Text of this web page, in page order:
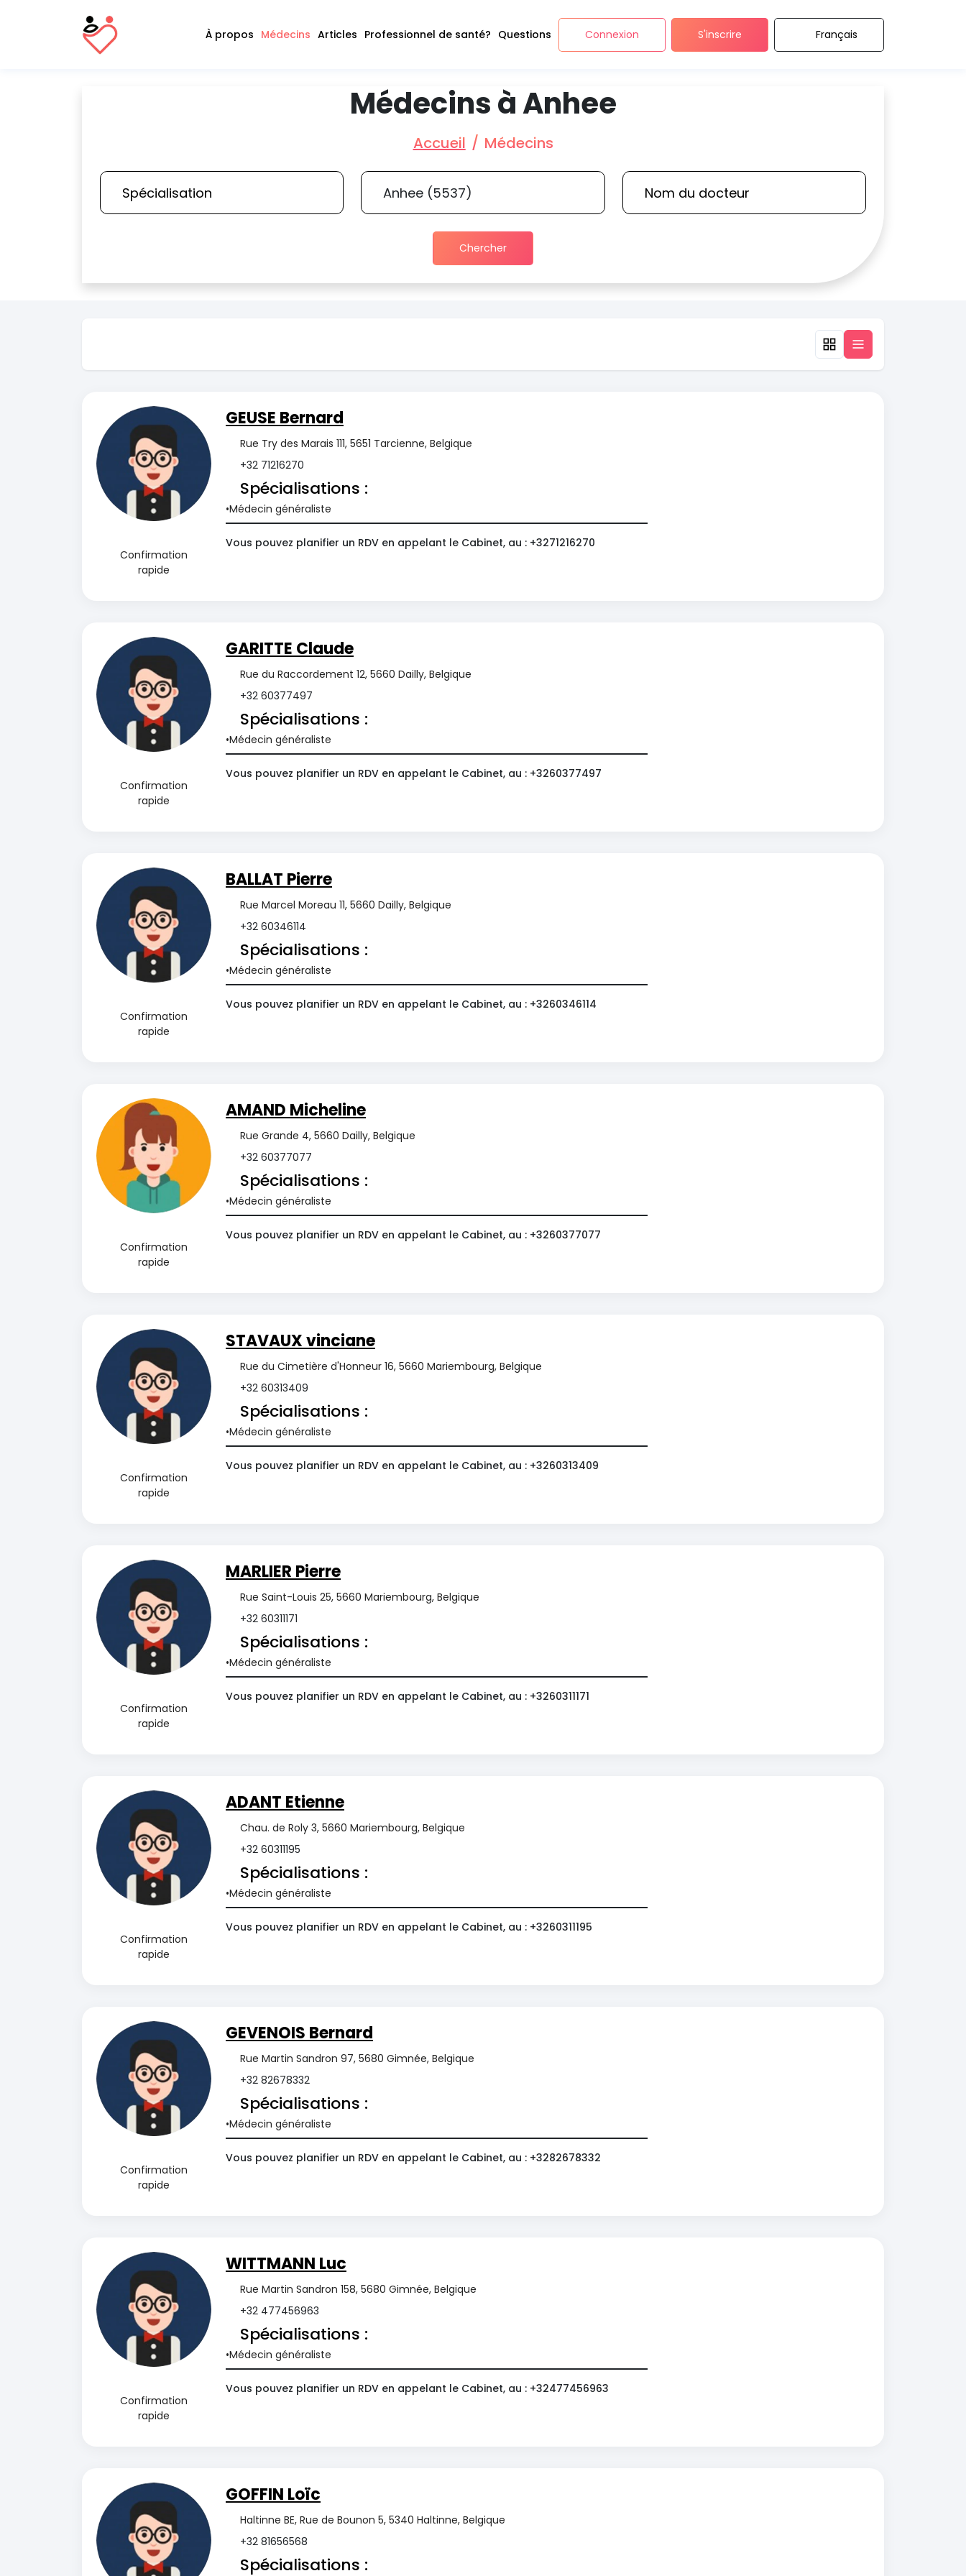
À propos Médecins Articles Professionnel de santé? Questions Connexion S'inscrire Français
Médecins à Anhee
Accueil Médecins
Chercher
Confirmation
rapide
GEUSE Bernard
Rue Try des Marais 111, 5651 Tarcienne, Belgique
+32 71216270
Spécialisations :
Médecin généraliste
Vous pouvez planifier un RDV en appelant le Cabinet, au : +3271216270
Confirmation
rapide
GARITTE Claude
Rue du Raccordement 12, 5660 Dailly, Belgique
+32 60377497
Spécialisations :
Médecin généraliste
Vous pouvez planifier un RDV en appelant le Cabinet, au : +3260377497
Confirmation
rapide
BALLAT Pierre
Rue Marcel Moreau 11, 5660 Dailly, Belgique
+32 60346114
Spécialisations :
Médecin généraliste
Vous pouvez planifier un RDV en appelant le Cabinet, au : +3260346114
Confirmation
rapide
AMAND Micheline
Rue Grande 4, 5660 Dailly, Belgique
+32 60377077
Spécialisations :
Médecin généraliste
Vous pouvez planifier un RDV en appelant le Cabinet, au : +3260377077
Confirmation
rapide
STAVAUX vinciane
Rue du Cimetière d'Honneur 16, 5660 Mariembourg, Belgique
+32 60313409
Spécialisations :
Médecin généraliste
Vous pouvez planifier un RDV en appelant le Cabinet, au : +3260313409
Confirmation
rapide
MARLIER Pierre
Rue Saint-Louis 25, 5660 Mariembourg, Belgique
+32 60311171
Spécialisations :
Médecin généraliste
Vous pouvez planifier un RDV en appelant le Cabinet, au : +3260311171
Confirmation
rapide
ADANT Etienne
Chau. de Roly 3, 5660 Mariembourg, Belgique
+32 60311195
Spécialisations :
Médecin généraliste
Vous pouvez planifier un RDV en appelant le Cabinet, au : +3260311195
Confirmation
rapide
GEVENOIS Bernard
Rue Martin Sandron 97, 5680 Gimnée, Belgique
+32 82678332
Spécialisations :
Médecin généraliste
Vous pouvez planifier un RDV en appelant le Cabinet, au : +3282678332
Confirmation
rapide
WITTMANN Luc
Rue Martin Sandron 158, 5680 Gimnée, Belgique
+32 477456963
Spécialisations :
Médecin généraliste
Vous pouvez planifier un RDV en appelant le Cabinet, au : +32477456963
GOFFIN Loïc
Haltinne BE, Rue de Bounon 5, 5340 Haltinne, Belgique
+32 81656568
Spécialisations :